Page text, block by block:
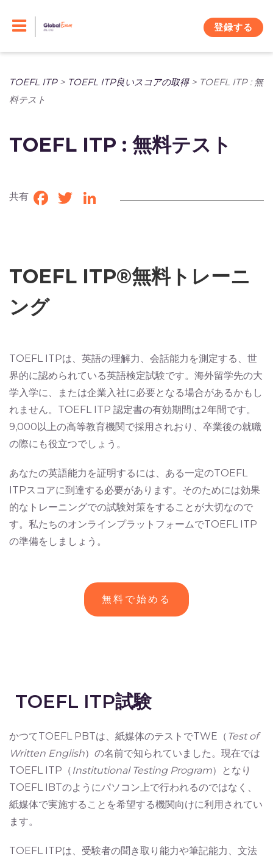
登録する
TOEFL ITP> TOEFL ITP良いスコアの取得> TOEFL ITP : 無
料テスト
TOEFL ITP : 無料テスト
共有 Facebook
TwitterLinkedIn
TOEFL ITP®無料トレーニ
ング
TOEFL ITPは、英語の理解力、会話能力を測定する、世
界的に認められている英語検定試験です。海外留学先の大
学入学に、または企業入社に必要となる場合があるかもし
れません。TOEFL ITP 認定書の有効期間は2年間です。
9,000以上の高等教育機関で採用されおり、卒業後の就職
の際にも役立つでしょう。
あなたの英語能力を証明するには、ある一定のTOEFL
ITPスコアに到達する必要があります。そのためには効果
的なトレーニングでの試験対策をすることが大切なので
す。私たちのオンラインプラットフォームでTOEFL ITP
の準備をしましょう。
無料で始める
TOEFL ITP試験
かつてTOEFL PBTは、紙媒体のテストでTWE（ Test of
Written English）の名前で知られていました。現在では
TOEFL ITP（ Institutional Testing Program）となり
TOEFL IBTのようにパソコン上で行われるのではなく、
紙媒体で実施することを希望する機関向けに利用されてい
ます。
TOEFL ITPは、受験者の聞き取り能力や筆記能力、文法